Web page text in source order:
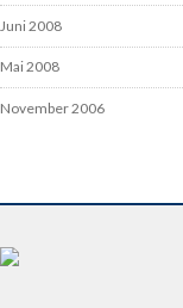
Juni 2008
Mai 2008
November 2006